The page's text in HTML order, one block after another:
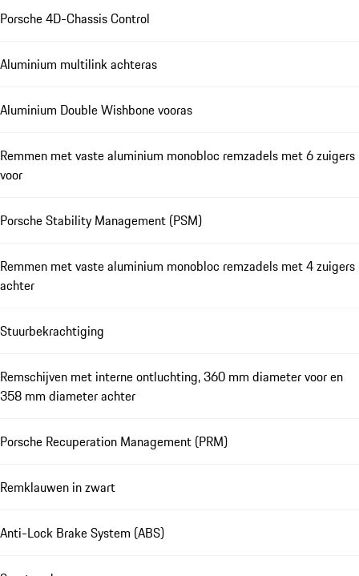
Porsche 4D-Chassis Control
Aluminium multilink achteras
Aluminium Double Wishbone vooras
Remmen met vaste aluminium monobloc remzadels met 6 zuigers
voor
Porsche Stability Management (PSM)
Remmen met vaste aluminium monobloc remzadels met 4 zuigers
achter
Stuurbekrachtiging
Remschijven met interne ontluchting, 360 mm diameter voor en
358 mm diameter achter
Porsche Recuperation Management (PRM)
Remklauwen in zwart
Anti-Lock Brake System (ABS)